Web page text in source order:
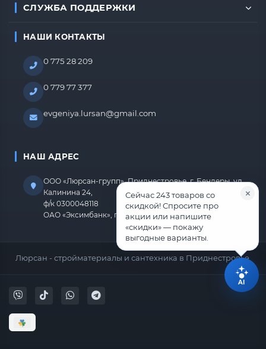
СЛУЖБА ПОДДЕРЖКИ
НАШИ КОНТАКТЫ
0 775 28 209
0 779 77 377
evgeniya.lursan@gmail.com
НАШ АДРЕС
ООО «Люрсан-групп», Приднестровье, г. Бендеры, ул.
Калинина 24,
ф/к 0300048118
ОАО «Эксимбанк», г.Бендеры, р/с 2212670000000818
Люрсан - стройматериалы и сантехника в Приднестровье.
Сейчас 243 товаров со
скидкой! Спросите про
акции или напишите
«скидки» — покажу
выгодные варианты.
AI